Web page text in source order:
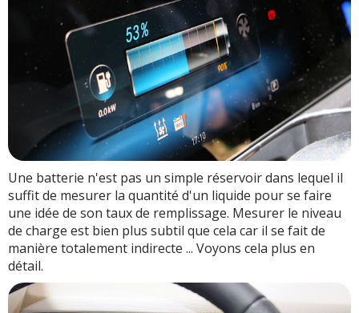
Une batterie n'est pas un simple réservoir dans lequel il
suffit de mesurer la quantité d'un liquide pour se faire
une idée de son taux de remplissage. Mesurer le niveau
de charge est bien plus subtil que cela car il se fait de
manière totalement indirecte ... Voyons cela plus en
détail.